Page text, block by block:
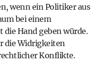
wenn ein Politiker aus
bei einem
die Hand geben würde.
die Widrigkeiten
Konflikte.